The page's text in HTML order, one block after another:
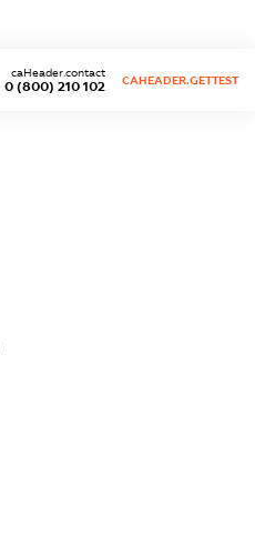
0 (800) 210 102
caHeader.contact
CAHEADER.GETTEST